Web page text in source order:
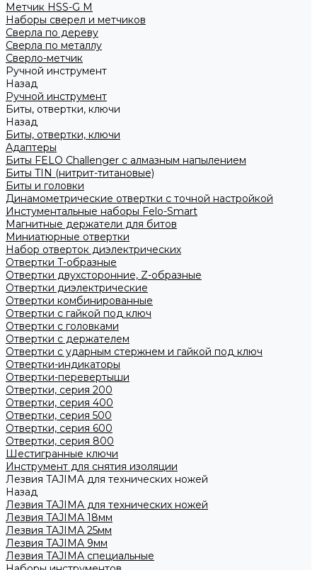
Метчик HSS-G М
Наборы сверел и метчиков
Сверла по дереву
Сверла по металлу
Сверло-метчик
Ручной инструмент
Назад
Ручной инструмент
Биты, отвертки, ключи
Назад
Биты, отвертки, ключи
Адаптеры
Биты FELO Challenger с алмазным напылением
Биты TIN (нитрит-титановые)
Биты и головки
Динамометрические отвертки с точной настройкой
Инстументальные наборы Felo-Smart
Магнитные держатели для битов
Миниатюрные отвертки
Набор отверток диэлектрических
Отвертки T-образные
Отвертки двухсторонние, Z-образные
Отвертки диэлектрические
Отвертки комбинированные
Отвертки с гайкой под ключ
Отвертки с головками
Отвертки с держателем
Отвертки с ударным стержнем и гайкой под ключ
Отвертки-индикаторы
Отвертки-перевертыши
Отвертки, серия 200
Отвертки, серия 400
Отвертки, серия 500
Отвертки, серия 600
Отвертки, серия 800
Шестигранные ключи
Инструмент для снятия изоляции
Лезвия TAJIMA для технических ножей
Назад
Лезвия TAJIMA для технических ножей
Лезвия TAJIMA 18мм
Лезвия TAJIMA 25мм
Лезвия TAJIMA 9мм
Лезвия TAJIMA специальные